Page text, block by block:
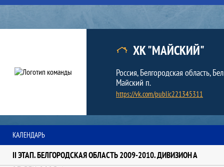
Команда
Краткая информация о команде
ХК "МАЙСКИЙ"
Россия, Белгородская область,
Майский п.
https://vk.com/public221345311
Команда: календарь
КАЛЕНДАРЬ
II ЭТАП. БЕЛГОРОДСКАЯ ОБЛАСТЬ 2009-2010. ДИВИЗИОН А